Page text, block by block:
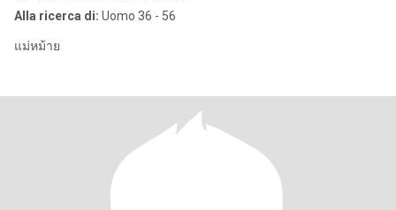
Alla ricerca di: Uomo 36 - 56
แม่หม้าย